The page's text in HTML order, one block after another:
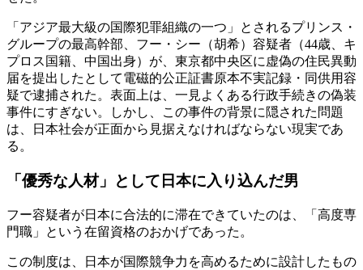
「アジア最大級の国際犯罪組織の一つ」とされるプリンス・
グループの最高幹部、フー・シー（胡希）容疑者（44歳、キ
プロス国籍、中国出身）が、東京都中央区に虚偽の住民異動
届を提出したとして電磁的公正証書原本不実記録・同供用容
疑で逮捕された。表面上は、一見よくある行政手続きの偽装
事件にすぎない。しかし、この事件の背景に隠された問題
は、日本社会が正面から見据えなければならない現実であ
る。
「優秀な人材」として日本に入り込んだ男
フー容疑者が日本に合法的に滞在できていたのは、「高度専
門職」という在留資格のおかげであった。
この制度は、日本が国際競争力を高めるために設計したもの